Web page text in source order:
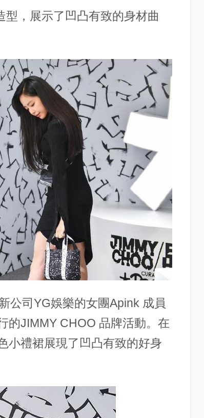
，展示了凹凸有致的身材曲
公司YG娛樂的女團Apink 成員
的JIMMY CHOO 品牌活動。在
小禮裙展現了凹凸有致的好身